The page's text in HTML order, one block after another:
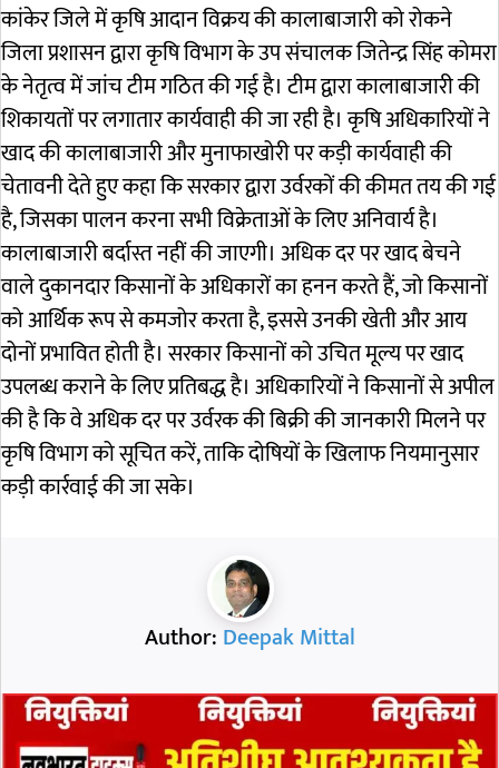
कांकेर जिले में कृषि आदान विक्रय की कालाबाजारी को रोकने
जिला प्रशासन द्वारा कृषि विभाग के उप संचालक जितेन्द्र सिंह कोमरा
के नेतृत्व में जांच टीम गठित की गई है। टीम द्वारा कालाबाजारी की
शिकायतों पर लगातार कार्यवाही की जा रही है। कृषि अधिकारियों ने
खाद की कालाबाजारी और मुनाफाखोरी पर कड़ी कार्यवाही की
चेतावनी देते हुए कहा कि सरकार द्वारा उर्वरकों की कीमत तय की गई
है, जिसका पालन करना सभी विक्रेताओं के लिए अनिवार्य है।
कालाबाजारी बर्दास्त नहीं की जाएगी। अधिक दर पर खाद बेचने
वाले दुकानदार किसानों के अधिकारों का हनन करते हैं, जो किसानों
को आर्थिक रूप से कमजोर करता है, इससे उनकी खेती और आय
दोनों प्रभावित होती है। सरकार किसानों को उचित मूल्य पर खाद
उपलब्ध कराने के लिए प्रतिबद्ध है। अधिकारियों ने किसानों से अपील
की है कि वे अधिक दर पर उर्वरक की बिक्री की जानकारी मिलने पर
कृषि विभाग को सूचित करें, ताकि दोषियों के खिलाफ नियमानुसार
कड़ी कार्रवाई की जा सके।
Author: Deepak Mittal